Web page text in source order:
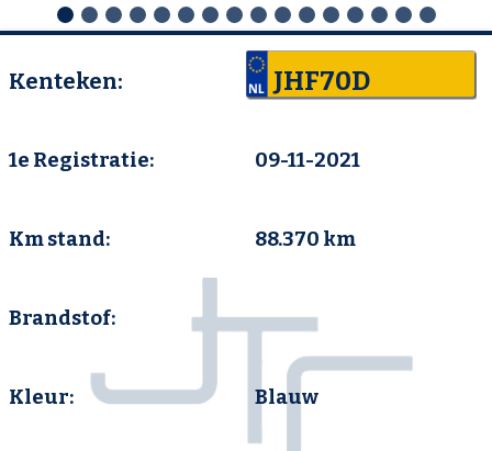
Kenteken: JHF70D
1e Registratie: 09-11-2021
Km stand: 88.370 km
Brandstof:
Kleur: Blauw